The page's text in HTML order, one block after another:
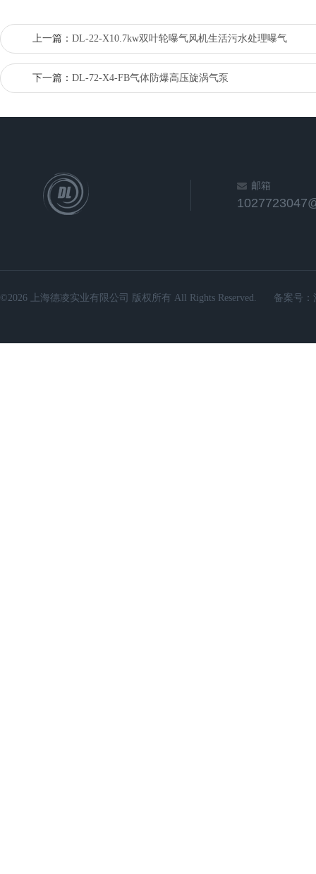
上一篇： DL-22-X10.7kw双叶轮曝气风机生活污水处理曝气
下一篇： DL-72-X4-FB气体防爆高压旋涡气泵
邮箱
©2026 上海德凌实业有限公司 版权所有 All Rights Reserved. 备案号：